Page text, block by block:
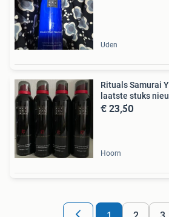
Uden
Rituals Samurai
laatste stuks
€ 23,50
Hoorn